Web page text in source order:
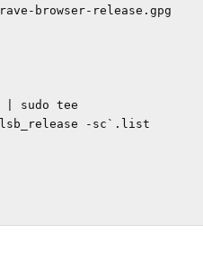
browser-release.gpg
| sudo tee
-sc`.list